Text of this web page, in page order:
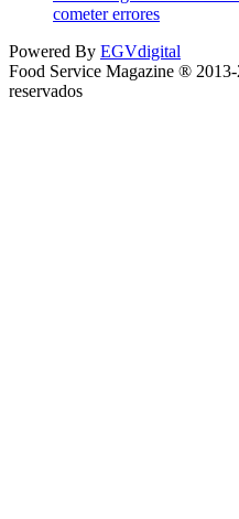
cometer errores
Powered By EGVdigital
Food Service Magazine ®
reservados